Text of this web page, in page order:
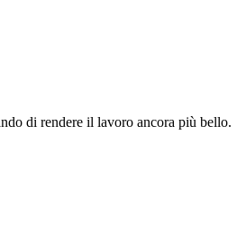
di rendere il lavoro ancora più bello.